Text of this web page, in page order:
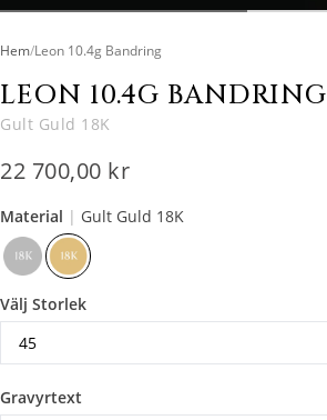
Hem/Leon 10.4g Bandring
LEON 10.4G BANDRING
Gult Guld 18K
22 700,00 kr
Material | Gult Guld 18K
Välj Storlek
Gravyrtext